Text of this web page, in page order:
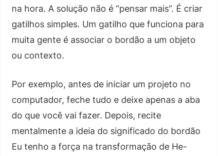
na hora. A solução não é “pensar mais”. É criar
gatilhos simples. Um gatilho que funciona para
muita gente é associar o bordão a um objeto
ou contexto.
Por exemplo, antes de iniciar um projeto no
computador, feche tudo e deixe apenas a aba
do que você vai fazer. Depois, recite
mentalmente a ideia do significado do bordão
Eu tenho a força na transformação de He-